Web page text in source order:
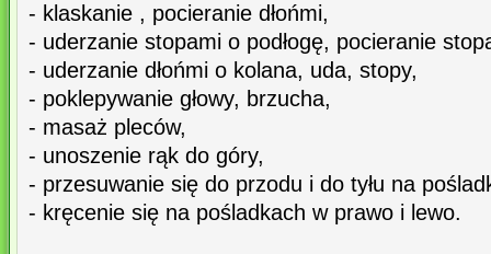
- klaskanie , pocieranie dłońmi,
- uderzanie stopami o podłogę, pocieranie
- uderzanie dłońmi o kolana, uda, stopy,
- poklepywanie głowy, brzucha,
- masaż pleców,
- unoszenie rąk do góry,
- przesuwanie się do przodu i do tyłu na
- kręcenie się na pośladkach w prawo i lewo.